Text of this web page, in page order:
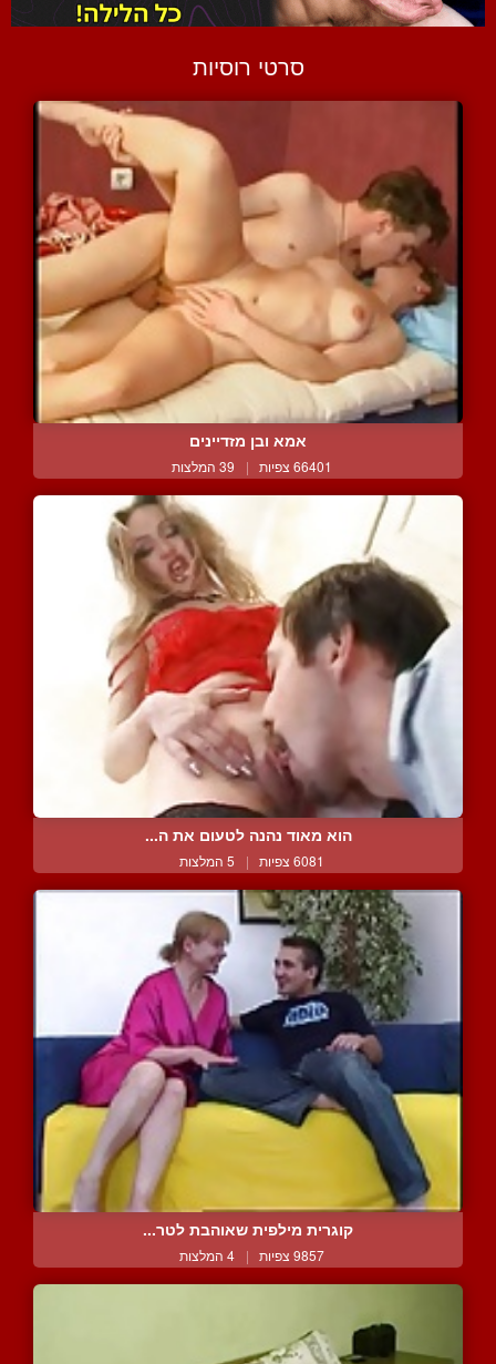
סרטי רוסיות
אמא ובן מזדיינים
66401 צפיות | 39 המלצות
הוא מאוד נהנה לטעום את ה...
6081 צפיות | 5 המלצות
קוגרית מילפית שאוהבת לטר...
9857 צפיות | 4 המלצות